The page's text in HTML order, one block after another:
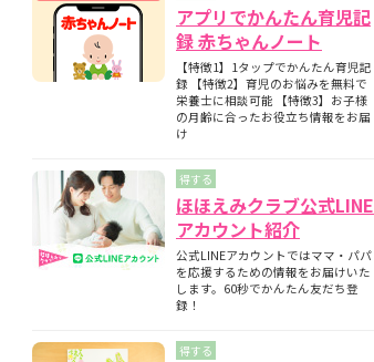
アプリでかんたん育児記
録 赤ちゃんノート
【特徴1】1タップでかんたん育児記
録 【特徴2】育児のお悩みを無料で
栄養士に相談可能 【特徴3】お子様
の月齢に合ったお役立ち情報をお届
け
得する
ほほえみクラブ公式LINE
アカウント紹介
公式LINEアカウントではママ・パパ
を応援するための情報をお届けいた
します。60秒でかんたん友だち登
録！
得する